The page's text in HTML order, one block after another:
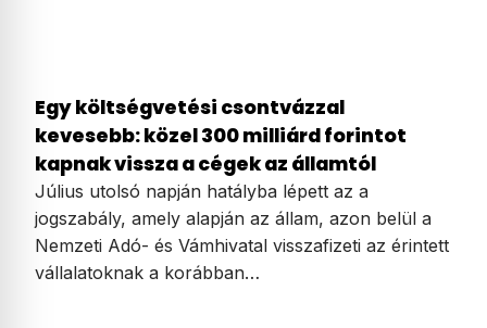
Egy költségvetési csontvázzal
kevesebb: közel 300 milliárd forintot
kapnak vissza a cégek az államtól
Július utolsó napján hatályba lépett az a
jogszabály, amely alapján az állam, azon belül a
Nemzeti Adó- és Vámhivatal visszafizeti az érintett
vállalatoknak a korábban…